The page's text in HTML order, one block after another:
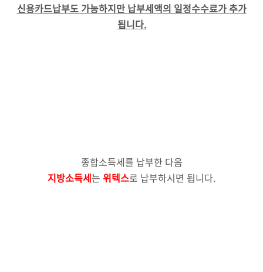
신용카드납부도 가능하지만 납부세액의 일정수수료가 추가
됩니다.
종합소득세를 납부한 다음
지방소득세는 위텍스로 납부하시면 됩니다.